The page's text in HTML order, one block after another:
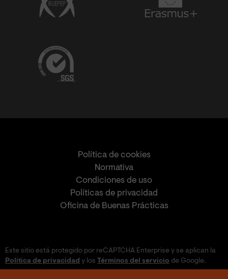
Política de cookies
Normativa
Condiciones de uso
Políticas de privacidad
Oficina de Buenas Prácticas
Este sitio está protegido por reCAPTCHA Enterprise y se aplican la
Política de privacidad y los Términos del servicio de Google.